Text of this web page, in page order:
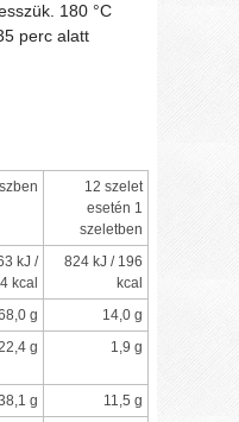
180 °C
perc alatt
12 szelet
esetén 1
szeletben
kJ /
kcal
824 kJ / 196
kcal
g
14,0 g
g 1,9 g
g
11,5 g